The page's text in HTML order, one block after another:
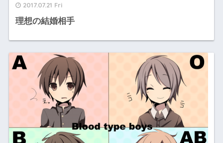
2017.07.21 Fri
理想の結婚相手